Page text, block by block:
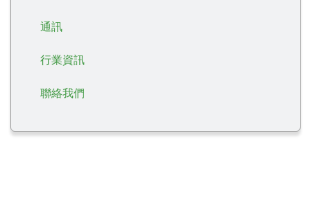
通訊
行業資訊
聯絡我們